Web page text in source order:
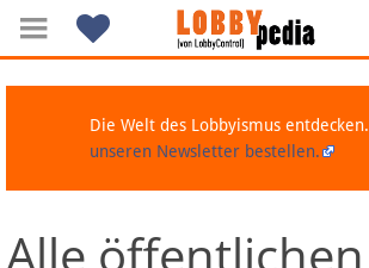
Die Welt des Lobbyismus entdecken.
unseren Newsletter bestellen.
Alle öffentlichen